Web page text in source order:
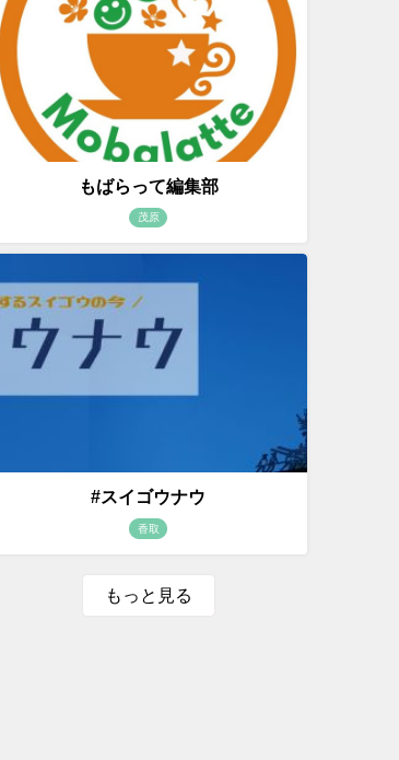
もばらって編集部
茂原
#スイゴウナウ
香取
もっと見る